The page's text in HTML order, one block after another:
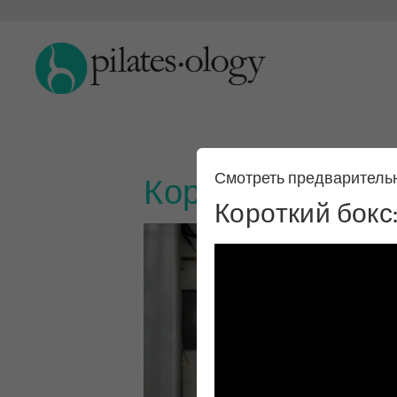
Короткий бокс:
Смотреть
Короткий